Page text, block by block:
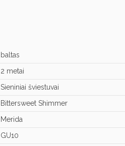
baltas
2 metai
Sieniniai šviestuvai
Bittersweet Shimmer
Merida
GU10